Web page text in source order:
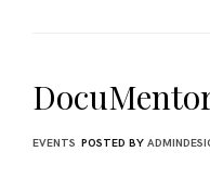
EVENTS POSTED BY